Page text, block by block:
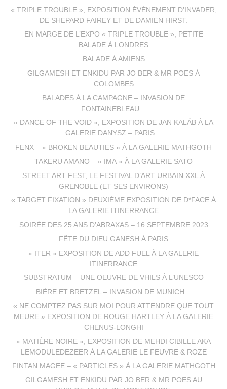
« TRIPLE TROUBLE », EXPOSITION ÉVÈNEMENT D’INVADER,
DE SHEPARD FAIREY ET DE DAMIEN HIRST.
EN MARGE DE L’EXPO « TRIPLE TROUBLE », PETITE
BALADE À LONDRES
BALADE À AMIENS
GILGAMESH ET ENKIDU PAR JO BER & MR POES À
COLOMBES
BALADES À LA CAMPAGNE – INVASION DE
FONTAINEBLEAU…
« DANCE OF THE VOID », EXPOSITION DE JAN KALÁB À LA
GALERIE DANYSZ – PARIS…
FENX – « BROKEN BEAUTIES » À LA GALERIE MATHGOTH
TAKERU AMANO – « IMA » À LA GALERIE SATO
STREET ART FEST, LE FESTIVAL D’ART URBAIN XXL À
GRENOBLE (ET SES ENVIRONS)
« TARGET FIXATION » DEUXIÈME EXPOSITION DE D*FACE À
LA GALERIE ITINERRANCE
SOIRÉE DES 25 ANS D’ABRAXAS – 16 SEPTEMBRE 2023
FÊTE DU DIEU GANESH À PARIS
« ITER » EXPOSITION DE ADD FUEL À LA GALERIE
ITINERRANCE
SUBSTRATUM – UNE OEUVRE DE VHILS À L’UNESCO
BIÈRE ET BRETZEL – INVASION DE MUNICH…
« NE COMPTEZ PAS SUR MOI POUR ATTENDRE QUE TOUT
MEURE » EXPOSITION DE ROUGE HARTLEY À LA GALERIE
CHENUS-LONGHI
« MATIÈRE NOIRE », EXPOSITION DE MEHDI CIBILLE AKA
LEMODULEDEZEER À LA GALERIE LE FEUVRE & ROZE
FINTAN MAGEE – « PARTICLES » À LA GALERIE MATHGOTH
GILGAMESH ET ENKIDU PAR JO BER & MR POES AU